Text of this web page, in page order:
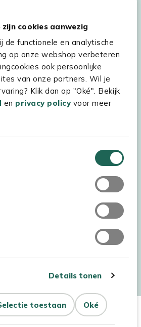
cookies aanwezig
de functionele en analytische
op onze webshop verbeteren
ook persoonlijke
van onze partners. Wil je
Klik dan op "Oké". Bekijk
en privacy policyvoor meer
Details tonen
Oké
toestaan
op
Aantal
Niet op
voorraad